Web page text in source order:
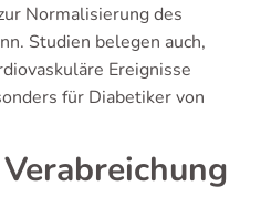
Normalisierung des
Studien belegen auch,
Ereignisse
für Diabetiker von